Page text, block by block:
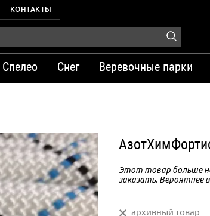
КОНТАКТЫ
Спелео Снег Веревочные парки
Этот товар больше
заказать. Вероятнее
архивный товар